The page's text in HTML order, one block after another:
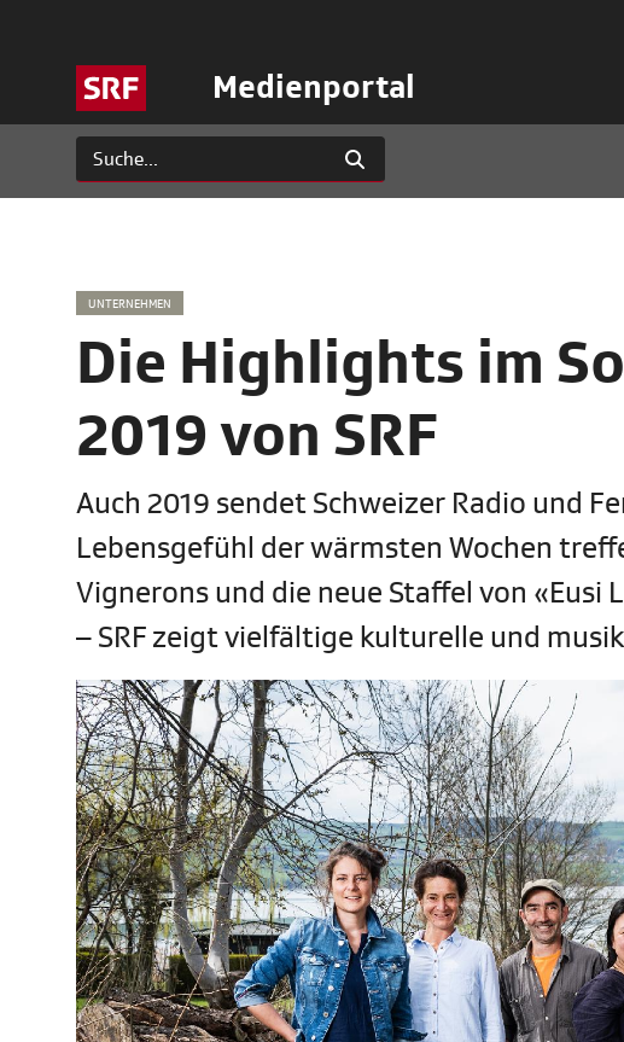
Medienportal
UNTERNEHMEN
Die Highlights im
2019 von SRF
Auch 2019 sendet Schweizer Radio und
Lebensgefühl der wärmsten Wochen
Vignerons und die neue Staffel von
– SRF zeigt vielfältige kulturelle und